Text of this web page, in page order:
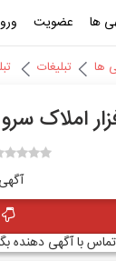
ها عضویت
ها تبلیغات
املاک
با آگهی دهنده